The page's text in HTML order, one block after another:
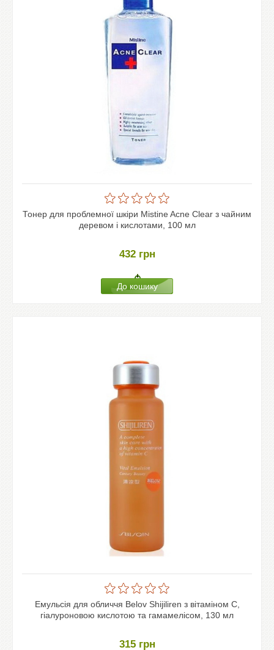
Тонер для проблемної шкіри Mistine Acne Clear з чайним
деревом і кислотами, 100 мл
432 грн
Емульсія для обличчя Belov Shijiliren з вітаміном С,
гіалуроновою кислотою та гамамелісом, 130 мл
315 грн